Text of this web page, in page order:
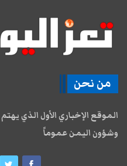
من نحن
الموقع الإخباري الأول الذي
وشؤون اليمن عموماً